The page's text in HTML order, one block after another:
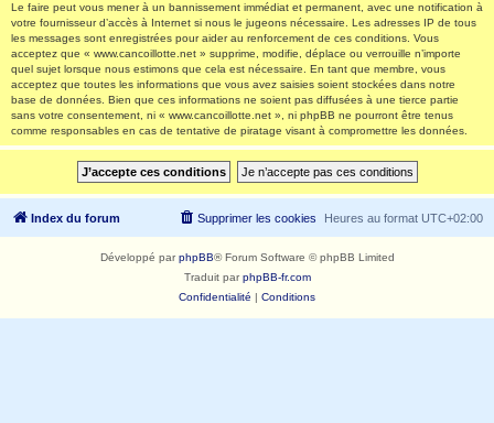
Le faire peut vous mener à un bannissement immédiat et permanent, avec une notification à
votre fournisseur d’accès à Internet si nous le jugeons nécessaire. Les adresses IP de tous
les messages sont enregistrées pour aider au renforcement de ces conditions. Vous
acceptez que « www.cancoillotte.net » supprime, modifie, déplace ou verrouille n’importe
quel sujet lorsque nous estimons que cela est nécessaire. En tant que membre, vous
acceptez que toutes les informations que vous avez saisies soient stockées dans notre
base de données. Bien que ces informations ne soient pas diffusées à une tierce partie
sans votre consentement, ni « www.cancoillotte.net », ni phpBB ne pourront être tenus
comme responsables en cas de tentative de piratage visant à compromettre les données.
Index du forum Heures au format UTC+02:00
Supprimer les cookies
Développé parphpBB® Forum Software © phpBB Limited
Traduit parphpBB-fr.com
Confidentialité | Conditions